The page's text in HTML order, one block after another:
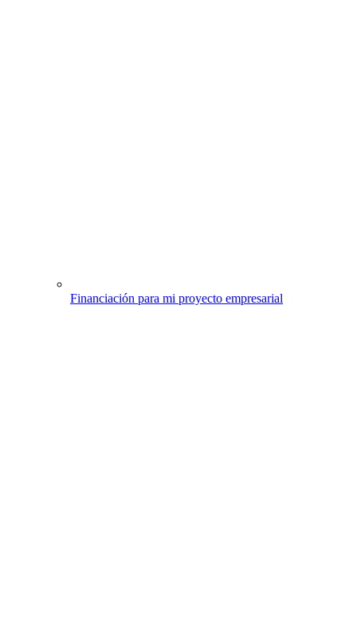
Financiación para mi proyecto empresarial